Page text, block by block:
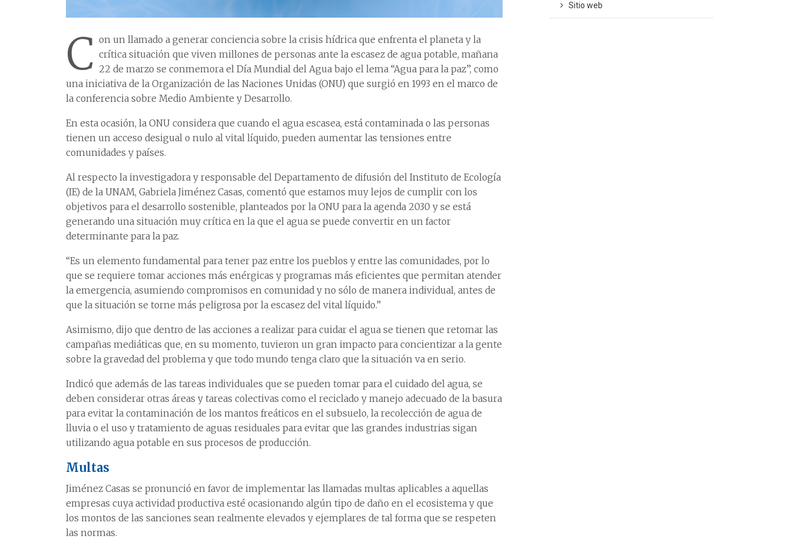
C on un llamado a generar conciencia sobre la crisis hídrica que enfrenta el planeta y la
crítica situación que viven millones de personas ante la escasez de agua potable, mañana
22 de marzo se conmemora el Día Mundial del Agua bajo el lema “Agua para la paz”, como
una iniciativa de la Organización de las Naciones Unidas (ONU) que surgió en 1993 en el marco de
la conferencia sobre Medio Ambiente y Desarrollo.
En esta ocasión, la ONU considera que cuando el agua escasea, está contaminada o las personas
tienen un acceso desigual o nulo al vital líquido, pueden aumentar las tensiones entre
comunidades y países.
Al respecto la investigadora y responsable del Departamento de difusión del Instituto de Ecología
(IE) de la UNAM, Gabriela Jiménez Casas, comentó que estamos muy lejos de cumplir con los
objetivos para el desarrollo sostenible, planteados por la ONU para la agenda 2030 y se está
generando una situación muy crítica en la que el agua se puede convertir en un factor
determinante para la paz.
“Es un elemento fundamental para tener paz entre los pueblos y entre las comunidades, por lo
que se requiere tomar acciones más enérgicas y programas más eficientes que permitan atender
la emergencia, asumiendo compromisos en comunidad y no sólo de manera individual, antes de
que la situación se torne más peligrosa por la escasez del vital líquido.”
Asimismo, dijo que dentro de las acciones a realizar para cuidar el agua se tienen que retomar las
campañas mediáticas que, en su momento, tuvieron un gran impacto para concientizar a la gente
sobre la gravedad del problema y que todo mundo tenga claro que la situación va en serio.
Indicó que además de las tareas individuales que se pueden tomar para el cuidado del agua, se
deben considerar otras áreas y tareas colectivas como el reciclado y manejo adecuado de la basura
para evitar la contaminación de los mantos freáticos en el subsuelo, la recolección de agua de
lluvia o el uso y tratamiento de aguas residuales para evitar que las grandes industrias sigan
utilizando agua potable en sus procesos de producción.
Multas
Jiménez Casas se pronunció en favor de implementar las llamadas multas aplicables a aquellas
empresas cuya actividad productiva esté ocasionando algún tipo de daño en el ecosistema y que
los montos de las sanciones sean realmente elevados y ejemplares de tal forma que se respeten
las normas.
Sitio web